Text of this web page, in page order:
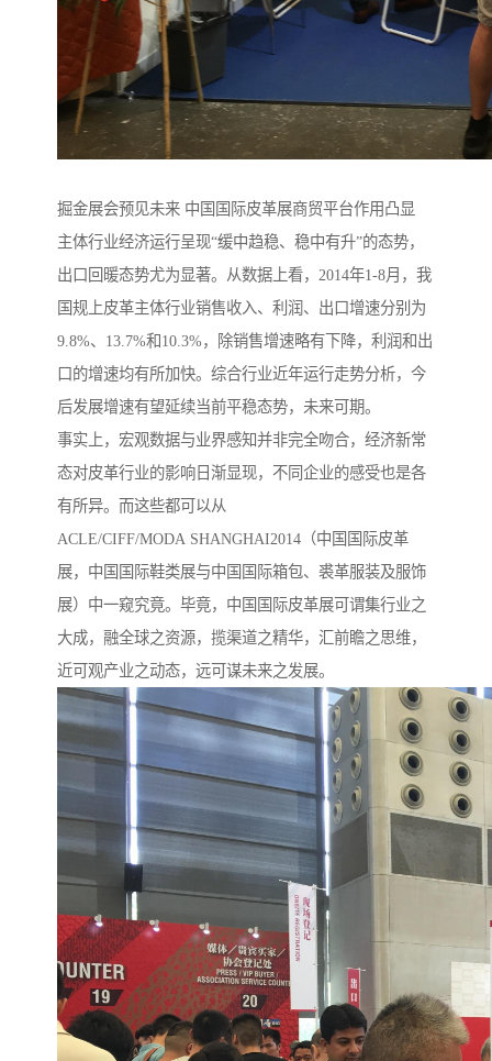
掘金展会预见未来 中国国际皮革展商贸平台作用凸显
主体行业经济运行呈现“缓中趋稳、稳中有升”的态势，
出口回暖态势尤为显著。从数据上看，2014年1-8月，我
国规上皮革主体行业销售收入、利润、出口增速分别为
9.8%、13.7%和10.3%，除销售增速略有下降，利润和出
口的增速均有所加快。综合行业近年运行走势分析，今
后发展增速有望延续当前平稳态势，未来可期。
事实上，宏观数据与业界感知并非完全吻合，经济新常
态对皮革行业的影响日渐显现，不同企业的感受也是各
有所异。而这些都可以从
ACLE/CIFF/MODA SHANGHAI2014（中国国际皮革
展，中国国际鞋类展与中国国际箱包、裘革服装及服饰
展）中一窥究竟。毕竟，中国国际皮革展可谓集行业之
大成，融全球之资源，揽渠道之精华，汇前瞻之思维，
近可观产业之动态，远可谋未来之发展。